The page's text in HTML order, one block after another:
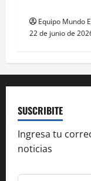
Equipo Mundo
22 de junio de
SUSCRIBITE
Ingresa tu
noticias